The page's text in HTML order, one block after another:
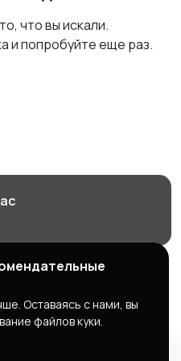
что вы искали.
и попробуйте еще раз.
| Работа |
ИНН 5609203278 ОГРН
Оставаясь с нами, вы
файлов куки.